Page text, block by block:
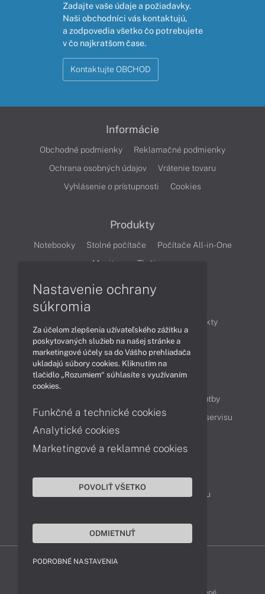
Zadajte vaše údaje a požiadavky.
Naši obchodníci vás kontaktujú,
a zodpovedia všetko čo potrebujete
v čo najkratšom čase.
Kontaktujte OBCHOD
Informácie
Obchodné podmienky
Reklamačné podmienky
Ochrana osobných údajov
Vrátenie tovaru
Vyhlásenie o prístupnosti
Cookies
Produkty
Notebooky Stolné počítače
Počítače All-in-One
Monitory
Tlačiarne
Produkty
Technológie
Videá
Obsah
Možnosti doručenia a platby
Podpora a servis
Servisné služby Cenník servisu
Kontakty
043 4224 771
Obchodné oddelenie
Reklamácia tovaru
Nastavenie ochrany
súkromia
Za účelom zlepšenia užívateľského zážitku a
poskytovaných služieb na našej stránke a
marketingové účely sa do Vášho prehliadača
ukladajú súbory cookies. Kliknutím na
tlačidlo „Rozumiem“ súhlasíte s využívaním
cookies.
Funkčné a technické cookies
Analytické cookies
Marketingové a reklamné cookies
POVOLIŤ VŠETKO
ODMIETNUŤ
PODROBNÉ NASTAVENIA